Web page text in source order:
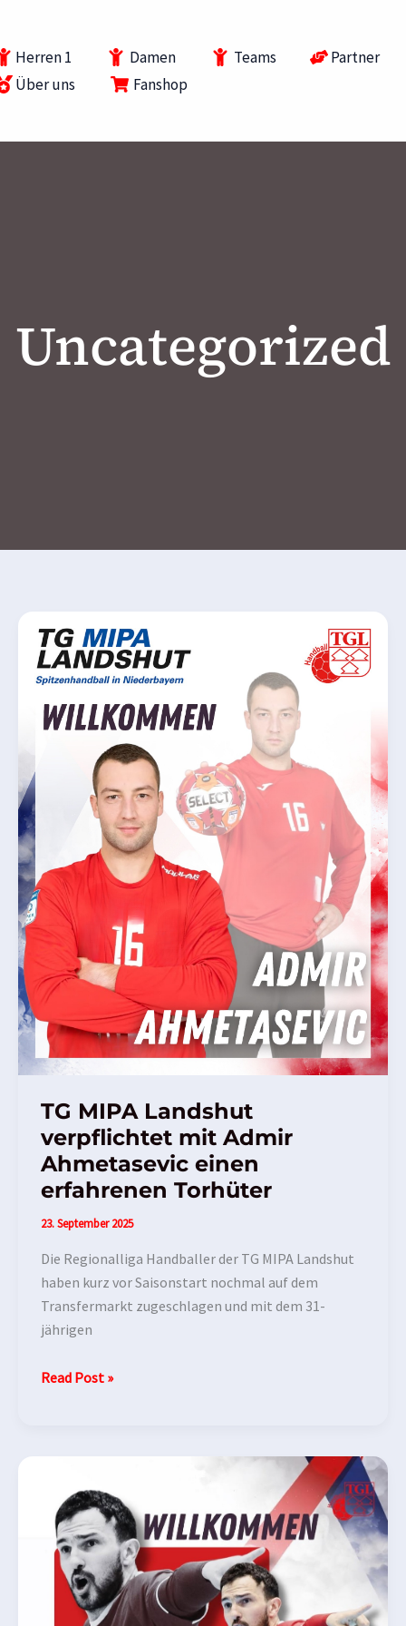
Herren 1 Damen Teams Partner
Über uns
Fanshop
Uncategorized
TG MIPA Landshut
verpflichtet mit Admir
Ahmetasevic einen
erfahrenen Torhüter
23. September 2025
Die Regionalliga Handballer der TG MIPA Landshut
haben kurz vor Saisonstart nochmal auf dem
Transfermarkt zugeschlagen und mit dem 31-
jährigen
MIPA
Landshut
mit
Ahmetasevic
erfahrenen
Read Post »
Willkommen
Landshut,
Filip
Sunajko!